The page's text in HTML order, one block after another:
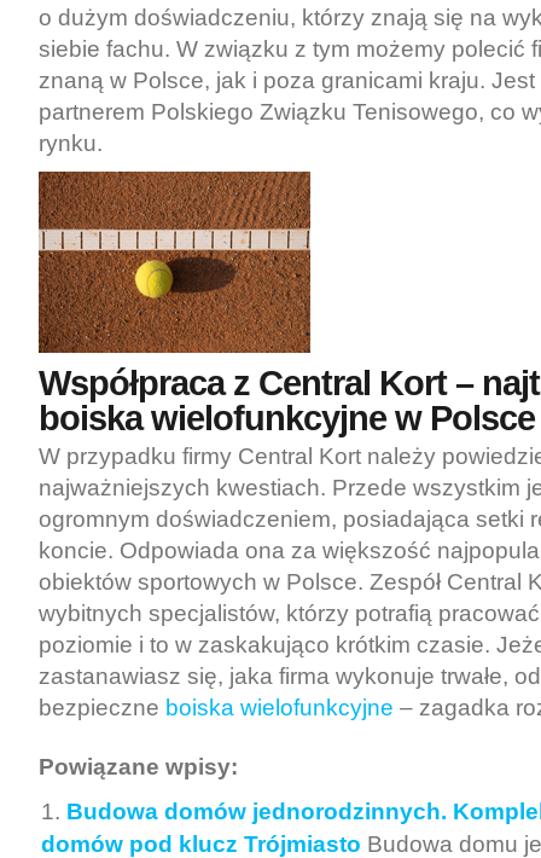
o dużym doświadczeniu, którzy znają się na
siebie fachu. W związku z tym możemy polecić
znaną w Polsce, jak i poza granicami kraju.
partnerem Polskiego Związku Tenisowego, co
rynku.
Współpraca z Central Kort –
boiska wielofunkcyjne w Polsce
W przypadku firmy Central Kort należy
najważniejszych kwestiach. Przede wszystkim
ogromnym doświadczeniem, posiadająca setki
koncie. Odpowiada ona za większość
obiektów sportowych w Polsce. Zespół Central
wybitnych specjalistów, którzy potrafią
poziomie i to w zaskakująco krótkim czasie.
zastanawiasz się, jaka firma wykonuje trwałe,
bezpieczne boiska wielofunkcyjne – zagadka
Powiązane wpisy:
Budowa domów jednorodzinnych.
domów pod klucz Trójmiasto Budowa domu